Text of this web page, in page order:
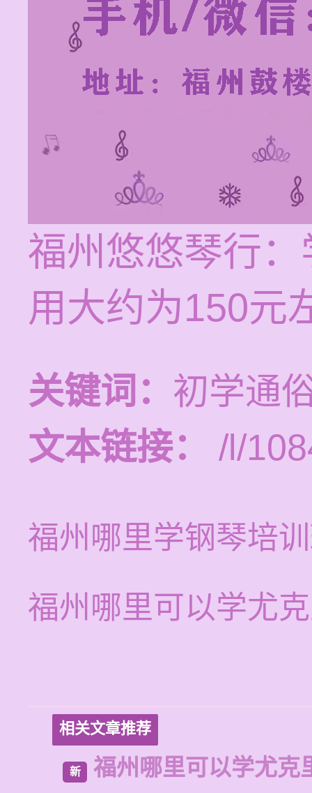
福州悠悠琴行
用大约为150元
关键词： 初学通
文本链接：
/l/
福州哪里学钢琴培
福州哪里可以学尤
相关文章推荐
新 福州哪里可以学尤克